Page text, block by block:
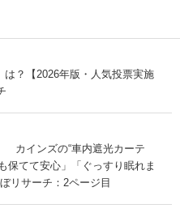
？【2026年版・人気投票実施
カインズの“車内遮光カーテ
てて安心」「ぐっすり眠れま
リサーチ：2ページ目